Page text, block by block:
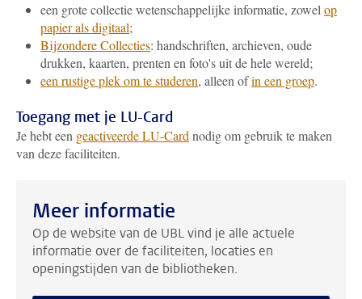
een grote collectie wetenschappelijke informatie, zowel op
papier als digitaal;
Bijzondere Collecties: handschriften, archieven, oude
drukken, kaarten, prenten en foto's uit de hele wereld;
een rustige plek om te studeren, alleen ofin een groep.
Toegang met je LU-Card
Je hebt een geactiveerde LU-Card nodig om gebruik te maken
van deze faciliteiten.
Meer informatie
Op de website van de UBL vind je alle actuele
informatie over de faciliteiten, locaties en
openingstijden van de bibliotheken.